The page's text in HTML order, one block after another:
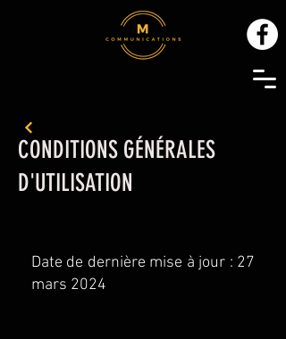
CONDITIONS GÉNÉRALES
D'UTILISATION
Date de dernière mise à jour : 27
mars 2024